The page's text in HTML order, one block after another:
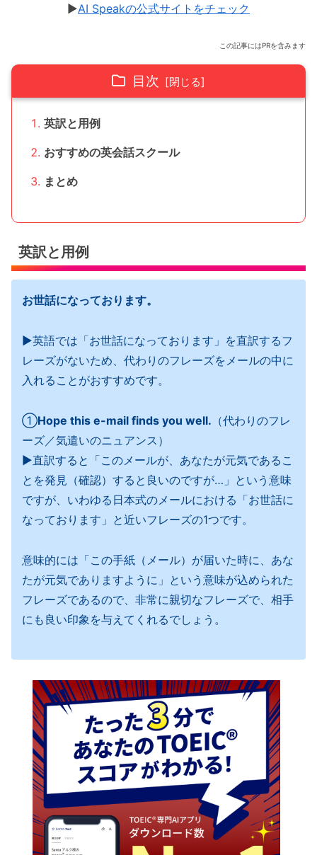
▶︎AI Speakの公式サイトをチェック
この記事にはPRを含みます
目次
英訳と用例
おすすめの英会話スクール
まとめ
英訳と用例
お世話になっております。
▶︎英語では「お世話になっております」を直訳するフ
レーズがないため、代わりのフレーズをメールの中に
入れることがおすすめです。
①Hope this e-mail finds you well. （代わりのフレ
ーズ／気遣いのニュアンス）
▶︎直訳すると「このメールが、あなたが元気であるこ
とを発見（確認）すると良いのですが…」という意味
ですが、いわゆる日本式のメールにおける「お世話に
なっております」と近いフレーズの1つです。
意味的には「この手紙（メール）が届いた時に、あな
たが元気でありますように」という意味が込められた
フレーズであるので、非常に親切なフレーズで、相手
にも良い印象を与えてくれるでしょう。